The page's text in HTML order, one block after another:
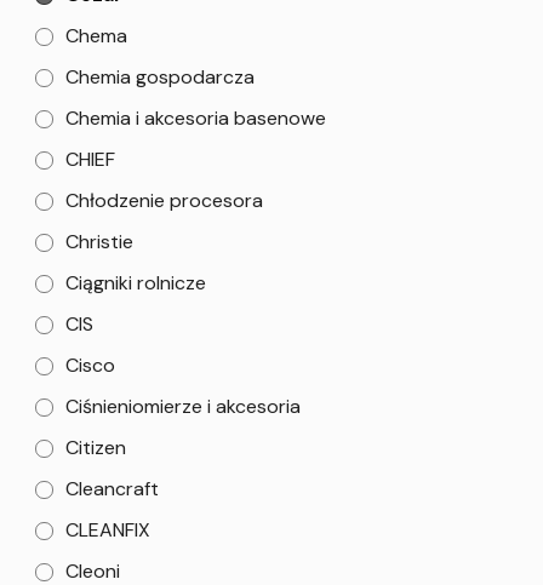
Chema
Chemia gospodarcza
Chemia i akcesoria basenowe
CHIEF
Chłodzenie procesora
Christie
Ciągniki rolnicze
CIS
Cisco
Ciśnieniomierze i akcesoria
Citizen
Cleancraft
CLEANFIX
Cleoni